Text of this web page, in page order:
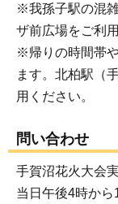
※我孫子駅の混
ザ前広場をご利
※帰りの時間帯
ます。北柏駅（
用ください。
問い合わせ
手賀沼花火大会
当日午後4時か